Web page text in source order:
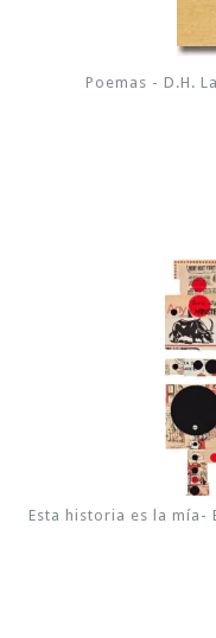
Poemas - D.H.
Esta historia es la mía-